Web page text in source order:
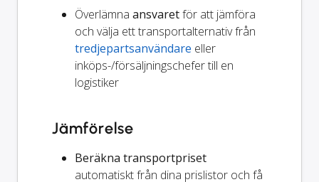
Överlämna ansvaretför att jämföra
och välja ett transportalternativ från
tredjepartsanvändare eller
inköps-/försäljningschefer till en
logistiker
Jämförelse
Beräkna transportpriset
automatiskt från dina prislistor och få